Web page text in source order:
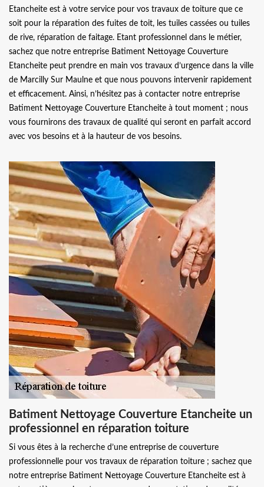
Etancheite est à votre service pour vos travaux de toiture que ce
soit pour la réparation des fuites de toit, les tuiles cassées ou tuiles
de rive, réparation de faitage. Etant professionnel dans le métier,
sachez que notre entreprise Batiment Nettoyage Couverture
Etancheite peut prendre en main vos travaux d’urgence dans la ville
de Marcilly Sur Maulne et que nous pouvons intervenir rapidement
et efficacement. Ainsi, n’hésitez pas à contacter notre entreprise
Batiment Nettoyage Couverture Etancheite à tout moment ; nous
vous fournirons des travaux de qualité qui seront en parfait accord
avec vos besoins et à la hauteur de vos besoins.
Batiment Nettoyage Couverture Etancheite un
professionnel en réparation toiture
Si vous êtes à la recherche d’une entreprise de couverture
professionnelle pour vos travaux de réparation toiture ; sachez que
notre entreprise Batiment Nettoyage Couverture Etancheite est à